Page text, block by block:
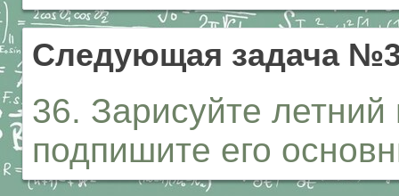
Следующая задача
36. Зарисуйте
подпишите его